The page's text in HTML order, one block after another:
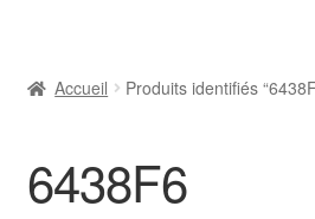
Livraison
Accueil Produits identifiés
6438F6